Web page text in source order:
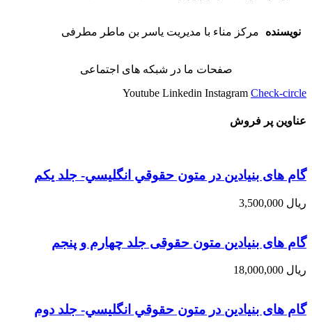
نویسنده مرکز مناء با مدیریت یاسر بن ماطر مطرفی
صفحات ما در شبکه های اجتماعی
Youtube Linkedin Instagram Check-circle
عناوین پر فروش
گام های بنیادین در متون حقوقي انگليسي- جلد يكم
ریال
گام های بنیادین متون حقوقی جلد چهارم و پنجم
ریال
گام های بنیادین در متون حقوقي انگليسي- جلد دوم